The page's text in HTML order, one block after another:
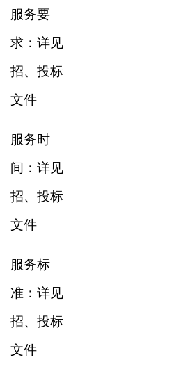
服务要
求：详见
招、投标
文件
服务时
间：详见
招、投标
文件
服务标
准：详见
招、投标
文件